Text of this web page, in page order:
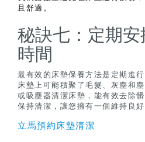
且舒適。
秘訣七：定期
時間
最有效的床墊保養方法是定期進
床墊上可能積聚了毛髮、灰塵和
或吸塵器清潔床墊，能有效去除
保持清潔，讓您擁有一個維持良好
立馬預約床墊清潔